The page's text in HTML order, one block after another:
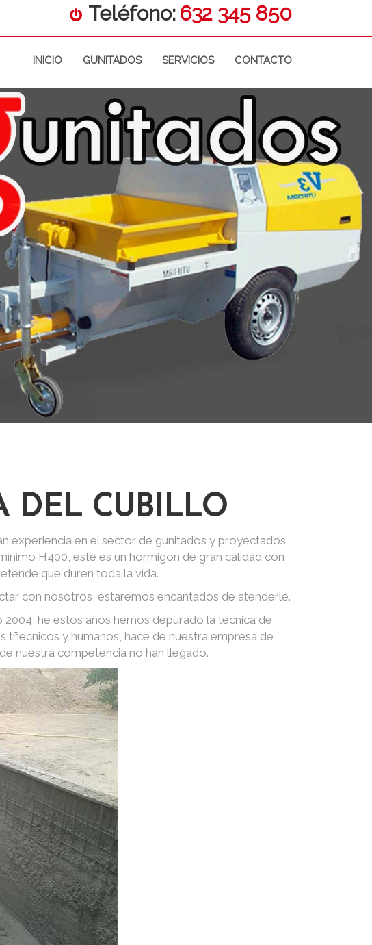
Teléfono: 632 345 850
INICIO GUNITADOS SERVICIOS CONTACTO
DEL CUBILLO
experiencia en el sector de gunitados y proyectados
H400, este es un hormigón de gran calidad con
que duren toda la vida.
con nosotros, estaremos encantados de atenderle.
he estos años hemos depurado la técnica de
y humanos, hace de nuestra empresa de
nuestra competencia no han llegado.